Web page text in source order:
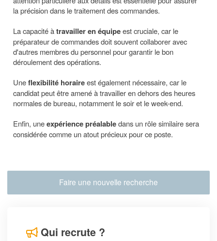
la précision dans le traitement des commandes.
La capacité àtravailler en équipeest cruciale, car le
préparateur de commandes doit souvent collaborer avec
d'autres membres du personnel pour garantir le bon
déroulement des opérations.
Uneflexibilité horaireest également nécessaire, car le
candidat peut être amené à travailler en dehors des heures
normales de bureau, notamment le soir et le week-end.
Enfin, uneexpérience préalabledans un rôle similaire sera
considérée comme un atout précieux pour ce poste.
Faire une nouvelle recherche
Qui recrute ?